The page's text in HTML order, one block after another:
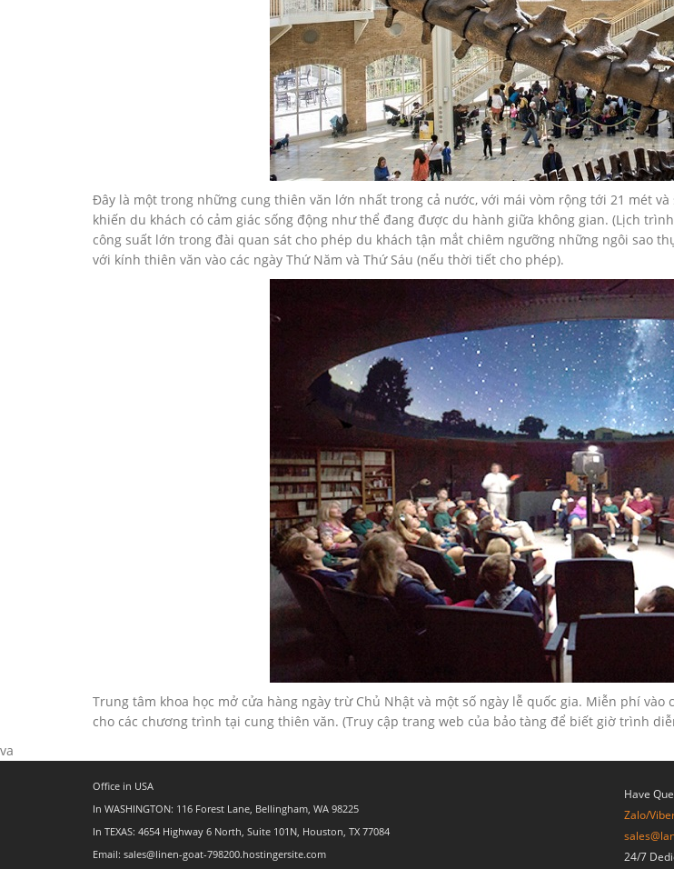
Đây là một trong những cung thiên văn lớn nhất trong cả nước, với mái vòm rộng tới 21 mét
khiến du khách có cảm giác sống động như thể đang được du hành giữa không gian. (Lịch
công suất lớn trong đài quan sát cho phép du khách tận mắt chiêm ngưỡng những ngôi sao
với kính thiên văn vào các ngày Thứ Năm và Thứ Sáu (nếu thời tiết cho phép).
Trung tâm khoa học mở cửa hàng ngày trừ Chủ Nhật và một số ngày lễ quốc gia. Miễn phí
cho các chương trình tại cung thiên văn. (Truy cập trang web của bảo tàng để biết giờ trình
va
Office in USA
In WASHINGTON: 116 Forest Lane, Bellingham, WA 98225
In TEXAS: 4654 Highway 6 North, Suite 101N, Houston, TX 77084
Email: sales@linen-goat-798200.hostingersite.com
Have
Zalo/
24/7